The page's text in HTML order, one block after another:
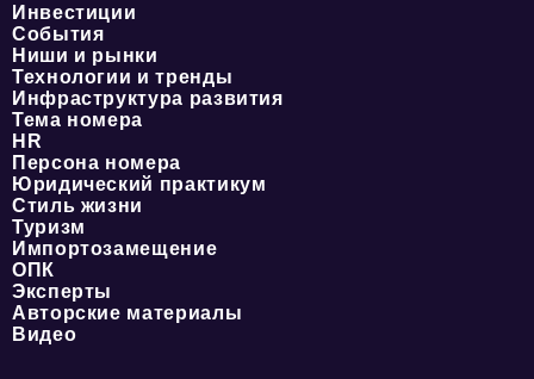
Инвестиции
События
Ниши и рынки
Технологии и тренды
Инфраструктура развития
Тема номера
HR
Персона номера
Юридический практикум
Стиль жизни
Туризм
Импортозамещение
ОПК
Эксперты
Авторские материалы
Видео